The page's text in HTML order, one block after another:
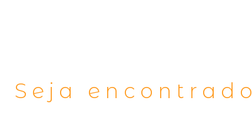
Seja encontrado